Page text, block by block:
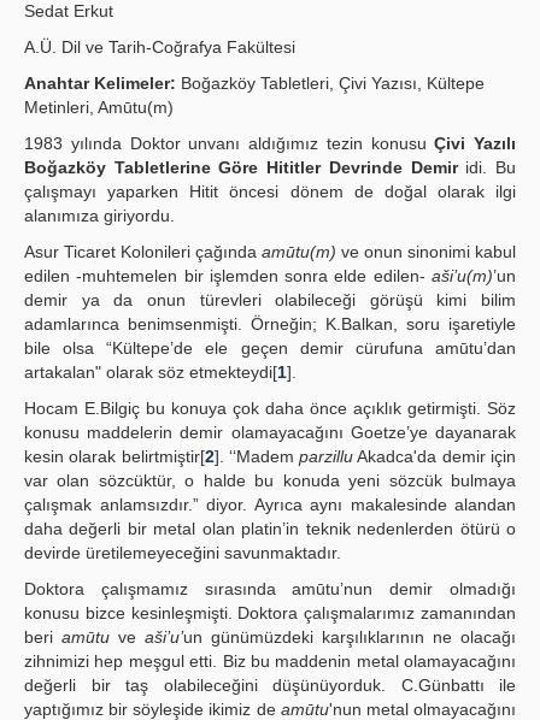
Kılavuzlar
Sedat Erkut
A.Ü. Dil ve Tarih-Coğrafya Fakültesi
Anahtar Kelimeler: Boğazköy Tabletleri, Çivi Yazısı, Kültepe
Metinleri, Amūtu(m)
1983 yılında Doktor unvanı aldığımız tezin konusuÇivi Yazılı
Boğazköy Tabletlerine Göre Hititler Devrinde Demiridi. Bu
çalışmayı yaparken Hitit öncesi dönem de doğal olarak ilgi
alanımıza giriyordu.
Asur Ticaret Kolonileri çağında amūtu(m) ve onun sinonimi kabul
edilen -muhtemelen bir işlemden sonra elde edilen- aši’u(m)’un
demir ya da onun türevleri olabileceği görüşü kimi bilim
adamlarınca benimsenmişti. Örneğin; K.Balkan, soru işaretiyle
bile olsa “Kültepe’de ele geçen demir cürufuna amūtu’dan
artakalan" olarak söz etmekteydi[1].
Hocam E.Bilgiç bu konuya çok daha önce açıklık getirmişti. Söz
konusu maddelerin demir olamayacağını Goetze’ye dayanarak
kesin olarak belirtmiştir[2]. ‘‘MademparzilluAkadca'da demir için
var olan sözcüktür, o halde bu konuda yeni sözcük bulmaya
çalışmak anlamsızdır.” diyor. Ayrıca aynı makalesinde alandan
daha değerli bir metal olan platin’in teknik nedenlerden ötürü o
devirde üretilemeyeceğini savunmaktadır.
Doktora çalışmamız sırasında amūtu’nun demir olmadığı
konusu bizce kesinleşmişti. Doktora çalışmalarımız zamanından
beri amūtu ve aši’u’un günümüzdeki karşılıklarının ne olacağı
zihnimizi hep meşgul etti. Biz bu maddenin metal olamayacağını
değerli bir taş olabileceğini düşünüyorduk. C.Günbattı ile
yaptığımız bir söyleşide ikimiz de amūtu'nun metal olmayacağını